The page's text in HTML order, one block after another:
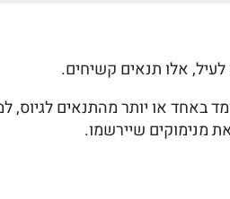
אלו תנאים קשיחים.
באחד או יותר מהתנאים
מנימוקים שיירשמו.